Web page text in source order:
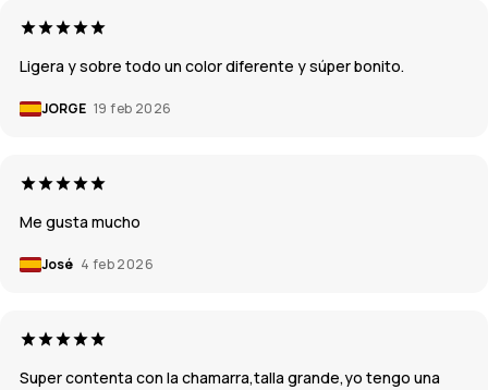
Ligera y sobre todo un color diferente y súper bonito.
JORGE 19 feb 2026
Me gusta mucho
José 4 feb 2026
Super contenta con la chamarra,talla grande,yo tengo una